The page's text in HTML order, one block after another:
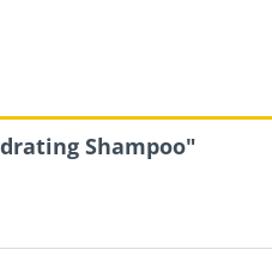
Shampoo"